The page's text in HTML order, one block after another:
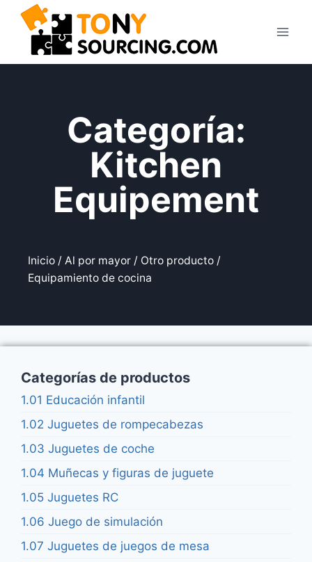
Categoría:
Kitchen
Equipement
Inicio / Al por mayor / Otro producto /
Equipamiento de cocina
Categorías de productos
1.01 Educación infantil
1.02 Juguetes de rompecabezas
1.03 Juguetes de coche
1.04 Muñecas y figuras de juguete
1.05 Juguetes RC
1.06 Juego de simulación
1.07 Juguetes de juegos de mesa